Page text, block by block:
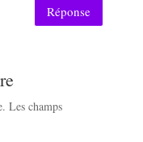
Réponse
Les champs